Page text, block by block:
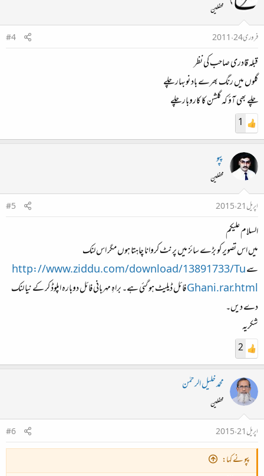
محفلین
فروری 24، 2011
#4
قبلہ قادری صاحب کی نظر
گلوں میں رنگ بھرے باد نوبہار چلے
چلے بھی آؤ کہ گلشن کا کاروبار چلے
1
پپو
محفلین
اپریل 21، 2015
#5
السلام علیکم
میں اس تصویر کو بڑے سائز میں پرنٹ کروانا چاہتا ہوں مگر اس لنک
سےhttp://www.ziddu.com/download/13891733/Tu
Ghani.rar.htmlفائل ڈیلیٹ ہو گئی ہے۔ براہِ مہربانی فائل دوبارہ اپلوڈ کر کے نیا لنک
دے دیں۔
شکریہ
2
محمد خلیل الرحمٰن
محفلین
اپریل 21، 2015
#6
پپو نے کہا: